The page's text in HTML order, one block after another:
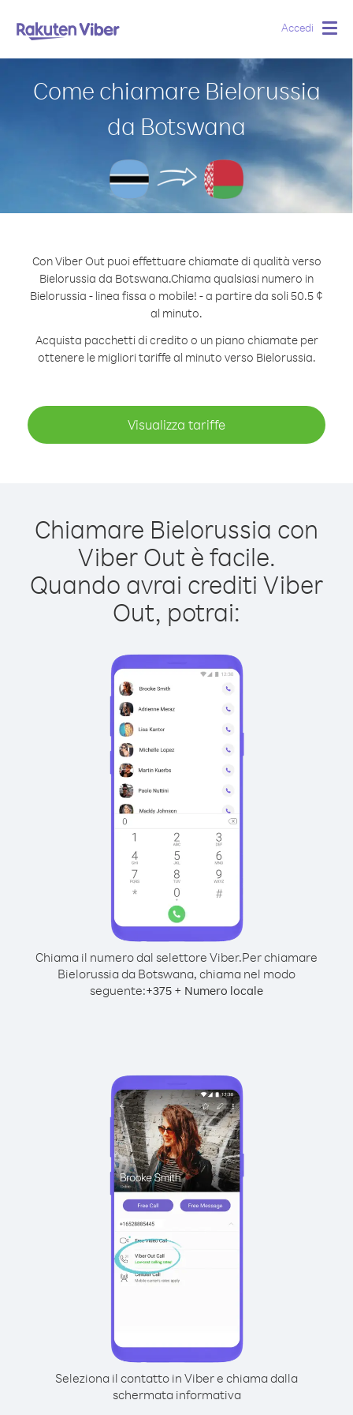
Accedi
Come chiamare Bielorussia
da Botswana
Con Viber Out puoi effettuare chiamate di qualità verso
Bielorussia da Botswana.Chiama qualsiasi numero in
Bielorussia - linea fissa o mobile! - a partire da soli 50.5 ¢
al minuto.
Acquista pacchetti di credito o un piano chiamate per
ottenere le migliori tariffe al minuto verso Bielorussia.
Visualizza tariffe
Chiamare Bielorussia con
Viber Out è facile.
Quando avrai crediti Viber
Out, potrai:
Chiama il numero dal selettore Viber.Per chiamare
Bielorussia da Botswana, chiama nel modo
seguente:+375 + Numero locale
Seleziona il contatto in Viber e chiama dalla
schermata informativa